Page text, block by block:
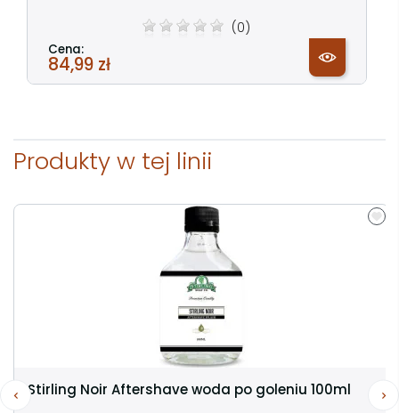
(0)
Cena:
84,99 zł
Produkty w tej linii
Stirling Noir Aftershave woda po goleniu 100ml